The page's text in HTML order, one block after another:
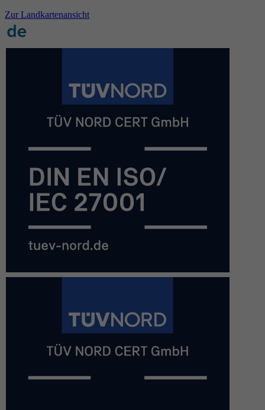
Zur Landkartenansicht